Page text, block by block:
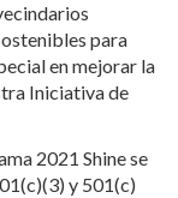
para
en mejorar la
Iniciativa de
2021 Shine se
y 501(c)